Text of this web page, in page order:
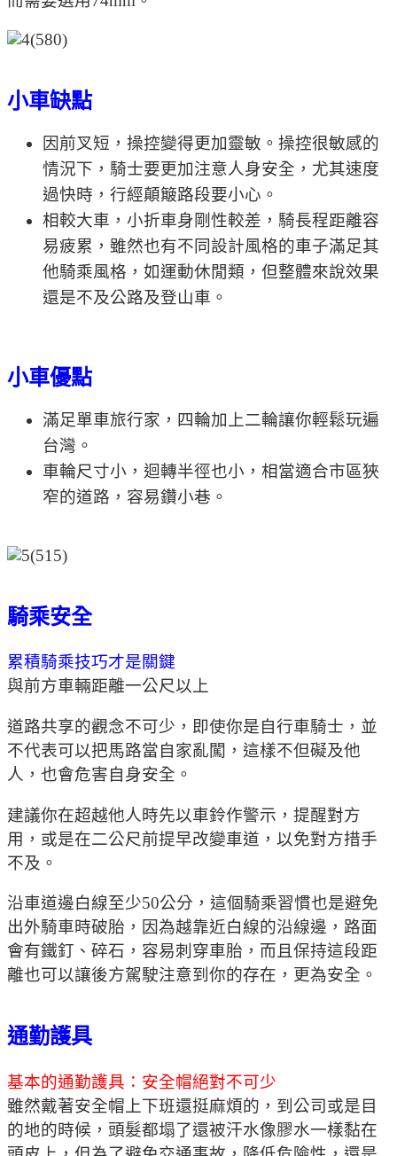
小車缺點
因前叉短，操控變得更加靈敏。操控很敏感的
情況下，騎士要更加注意人身安全，尤其速度
過快時，行經顛簸路段要小心。
相較大車，小折車身剛性較差，騎長程距離容
易疲累，雖然也有不同設計風格的車子滿足其
他騎乘風格，如運動休閒類，但整體來說效果
還是不及公路及登山車。
小車優點
滿足單車旅行家，四輪加上二輪讓你輕鬆玩遍
台灣。
車輪尺寸小，迴轉半徑也小，相當適合市區狹
窄的道路，容易鑽小巷。
騎乘安全
累積騎乘技巧才是關鍵
與前方車輛距離一公尺以上
道路共享的觀念不可少，即使你是自行車騎士，並
不代表可以把馬路當自家亂闖，這樣不但礙及他
人，也會危害自身安全。
建議你在超越他人時先以車鈴作警示，提醒對方
用，或是在二公尺前提早改變車道，以免對方措手
不及。
沿車道邊白線至少50公分，這個騎乘習慣也是避免
出外騎車時破胎，因為越靠近白線的沿線邊，路面
會有鐵釘、碎石，容易刺穿車胎，而且保持這段距
離也可以讓後方駕駛注意到你的存在，更為安全。
通勤護具
基本的通勤護具：安全帽絕對不可少
雖然戴著安全帽上下班還挺麻煩的，到公司或是目
的地的時候，頭髮都塌了還被汗水像膠水一樣黏在